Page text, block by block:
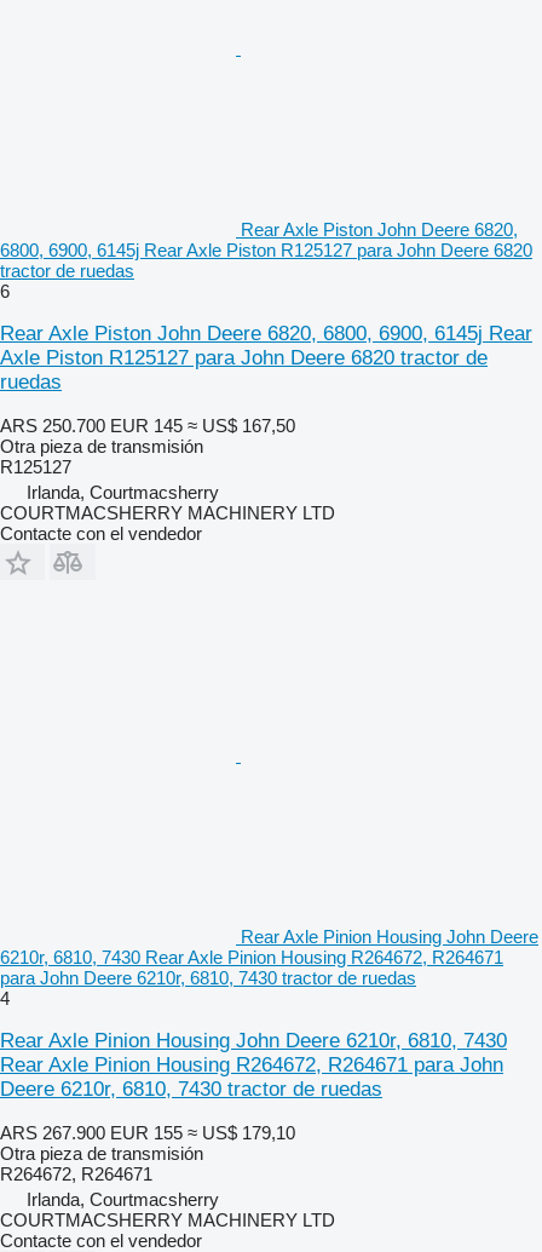
Rear Axle Piston John Deere 6820,
6800, 6900, 6145j Rear Axle Piston R125127 para John Deere 6820
tractor de ruedas
6
Rear Axle Piston John Deere 6820, 6800, 6900, 6145j Rear
Axle Piston R125127 para John Deere 6820 tractor de
ruedas
ARS 250.700 EUR 145 ≈ US$ 167,50
Otra pieza de transmisión
R125127
Irlanda, Courtmacsherry
COURTMACSHERRY MACHINERY LTD
Contacte con el vendedor
Rear Axle Pinion Housing John Deere
6210r, 6810, 7430 Rear Axle Pinion Housing R264672, R264671
para John Deere 6210r, 6810, 7430 tractor de ruedas
4
Rear Axle Pinion Housing John Deere 6210r, 6810, 7430
Rear Axle Pinion Housing R264672, R264671 para John
Deere 6210r, 6810, 7430 tractor de ruedas
ARS 267.900 EUR 155 ≈ US$ 179,10
Otra pieza de transmisión
R264672, R264671
Irlanda, Courtmacsherry
COURTMACSHERRY MACHINERY LTD
Contacte con el vendedor